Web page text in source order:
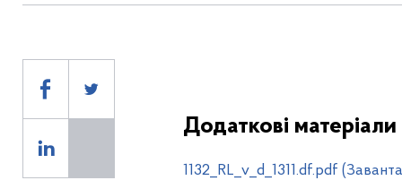
Додаткові матеріали
1132_RL_v_d_1311.df.pdf